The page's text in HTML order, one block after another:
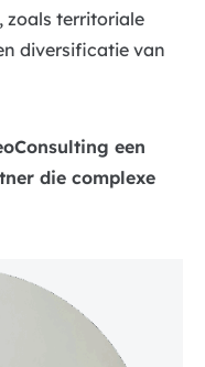
zoals territoriale
diversificatie van
een
die complexe